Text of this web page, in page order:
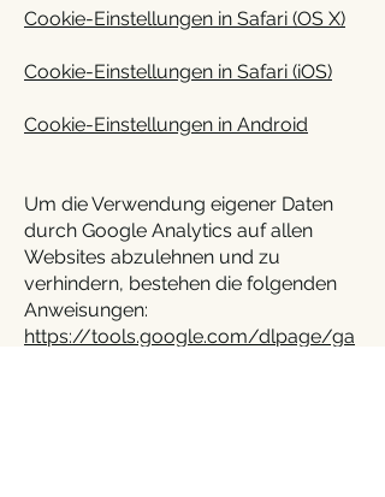
Cookie-Einstellungen in Safari (OS X)
Cookie-Einstellungen in Safari (iOS)
Cookie-Einstellungen in Android
Um die Verwendung eigener Daten
durch Google Analytics auf allen
Websites abzulehnen und zu
verhindern, bestehen die folgenden
Anweisungen:
https://tools.google.com/dlpage/ga